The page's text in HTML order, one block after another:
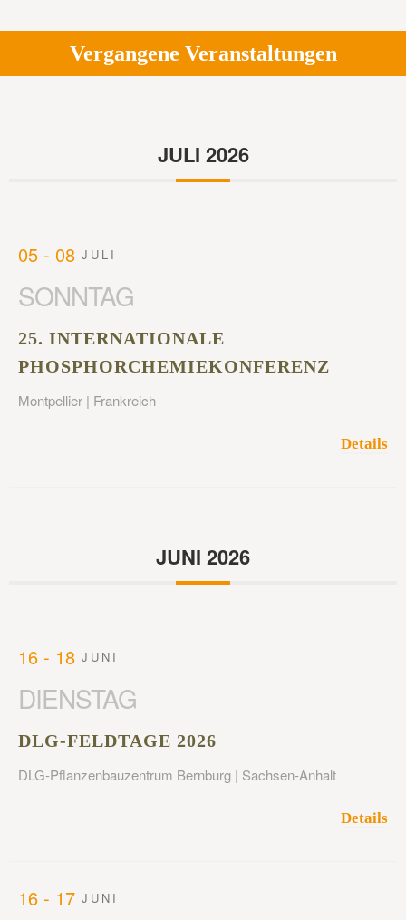
Vergangene Veranstaltungen
JULI 2026
05 - 08 JULI
SONNTAG
25. INTERNATIONALE
PHOSPHORCHEMIEKONFERENZ
Montpellier | Frankreich
Details
JUNI 2026
16 - 18 JUNI
DIENSTAG
DLG-FELDTAGE 2026
DLG-Pflanzenbauzentrum Bernburg | Sachsen-Anhalt
Details
16 - 17 JUNI